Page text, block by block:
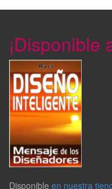
¡Disponible
Disponible en nuestra